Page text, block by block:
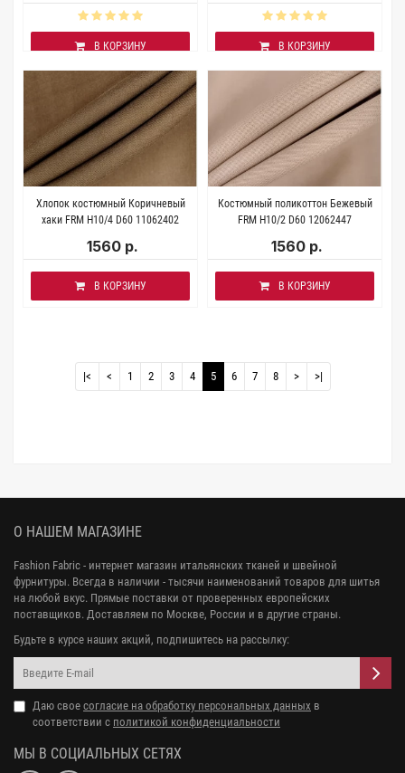
В КОРЗИНУ В КОРЗИНУ
Хлопок костюмный Коричневый
хаки FRM H10/4 D60 11062402
1560 р.
В КОРЗИНУ
Костюмный поликоттон Бежевый
FRM H10/2 D60 12062447
1560 р.
В КОРЗИНУ
|< < 1 2 3 4 5 6 7 8 > >|
О НАШЕМ МАГАЗИНЕ
Fashion Fabric - интернет магазин итальянских тканей и швейной
фурнитуры. Всегда в наличии - тысячи наименований товаров для шитья
на любой вкус. Прямые поставки от проверенных европейских
поставщиков. Доставляем по Москве, России и в другие страны.
Будьте в курсе наших акций, подпишитесь на рассылку:
Даю свое согласие на обработку персональных данных в
соответствии с политикой конфиденциальности
МЫ В СОЦИАЛЬНЫХ СЕТЯХ